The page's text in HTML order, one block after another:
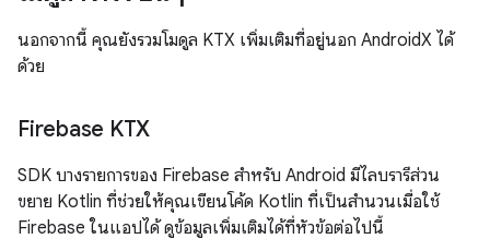
นอกจากนี้ คุณยังรวมโมดูล KTX เพิ่มเติมที่อยู่นอก AndroidX ได้
ด้วย
Firebase KTX
SDK บางรายการของ Firebase สำหรับ Android มีไลบรารีส่วน
ขยาย Kotlin ที่ช่วยให้คุณเขียนโค้ด Kotlin ที่เป็นสำนวนเมื่อใช้
Firebase ในแอปได้ ดูข้อมูลเพิ่มเติมได้ที่หัวข้อต่อไปนี้